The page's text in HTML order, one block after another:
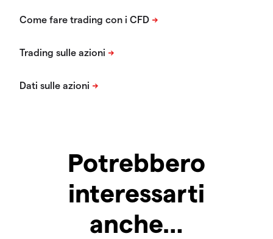
Potrebbero
interessarti
anche…